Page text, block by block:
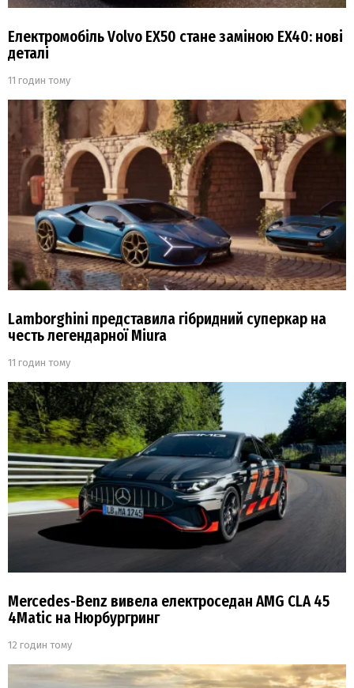
Електромобіль Volvo EX50 стане заміною EX40: нові
деталі
11 годин тому
Lamborghini представила гібридний суперкар на
честь легендарної Miura
11 годин тому
Mercedes-Benz вивела електроседан AMG CLA 45
4Matic на Нюрбургринг
12 годин тому